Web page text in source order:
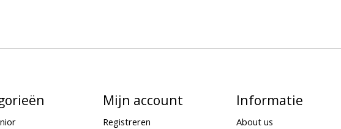
Mijn account
Registreren
Informatie
About us